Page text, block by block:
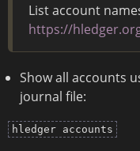
List account
https://
Show all accounts
journal file:
hledger accounts